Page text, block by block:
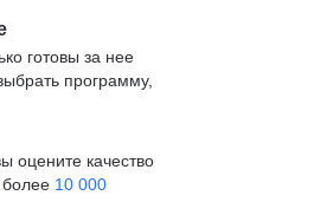
готовы за нее
программу,
оцените качество
10 000